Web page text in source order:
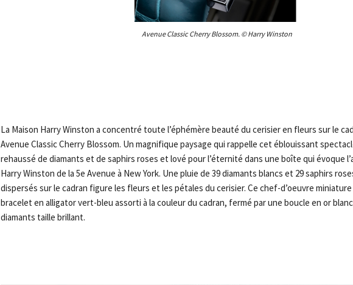
Avenue Classic Cherry Blossom. © Harry Winston
La Maison Harry Winston a concentré toute l’éphémère beauté du cerisier en fleurs sur le
Avenue Classic Cherry Blossom. Un magnifique paysage qui rappelle cet éblouissant
rehaussé de diamants et de saphirs roses et lové pour l’éternité dans une boîte qui évoque
Harry Winston de la 5e Avenue à New York. Une pluie de 39 diamants blancs et 29 saphirs
dispersés sur le cadran figure les fleurs et les pétales du cerisier. Ce chef-d’oeuvre
bracelet en alligator vert-bleu assorti à la couleur du cadran, fermé par une boucle en or
diamants taille brillant.